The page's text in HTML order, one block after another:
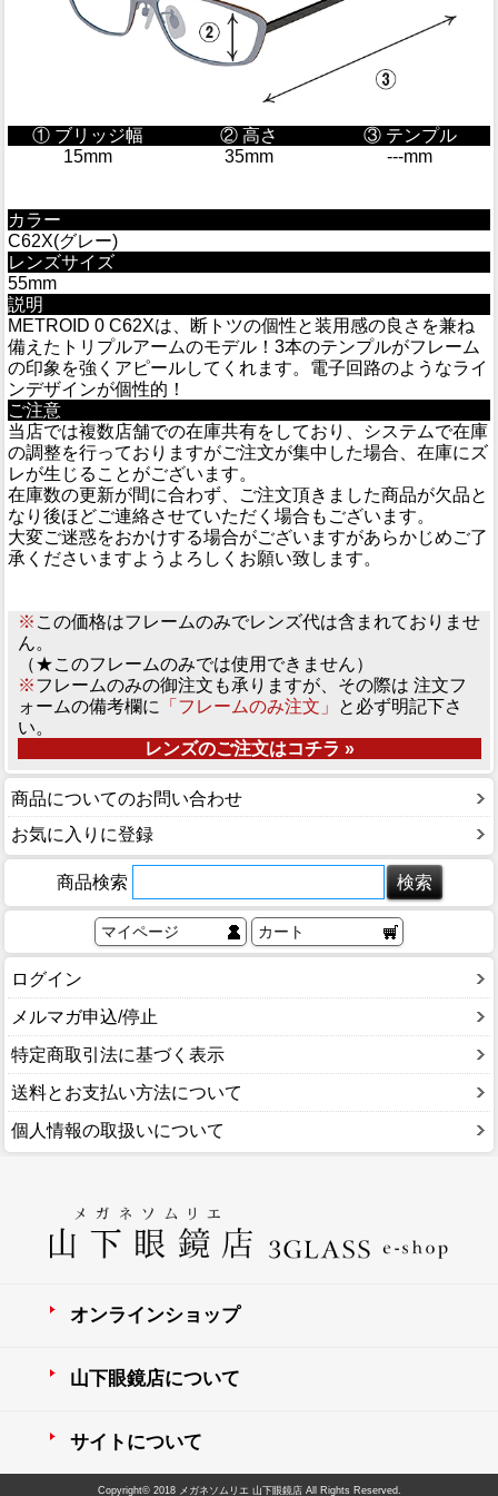
① ブリッジ幅 ② 高さ
③ テンプル
15mm
35mm ---mm
カラー
C62X(グレー)
レンズサイズ
55mm
説明
METROID 0 C62Xは、断トツの個性と装用感の良さを兼ね
備えたトリプルアームのモデル！3本のテンプルがフレーム
の印象を強くアピールしてくれます。電子回路のようなライ
ンデザインが個性的！
ご注意
当店では複数店舗での在庫共有をしており、システムで在庫
の調整を行っておりますがご注文が集中した場合、在庫にズ
レが生じることがございます。
在庫数の更新が間に合わず、ご注文頂きました商品が欠品と
なり後ほどご連絡させていただく場合もございます。
大変ご迷惑をおかけする場合がございますがあらかじめご了
承くださいますようよろしくお願い致します。
※ この価格はフレームのみでレンズ代は含まれておりませ
ん。
（★このフレームのみでは使用できません）
※フレームのみの御注文も承りますが、その際は 注文フ
ォームの備考欄に
「フレームのみ注文」
と必ず明記下さ
い。
レンズのご注文はコチラ »
商品についてのお問い合わせ
お気に入りに登録
商品検索
マイページ カート
ログイン
メルマガ申込/停止
特定商取引法に基づく表示
送料とお支払い方法について
個人情報の取扱いについて
オンラインショップ
山下眼鏡店について
サイトについて
Copyright© 2018 メガネソムリエ 山下眼鏡店 All Rights Reserved.